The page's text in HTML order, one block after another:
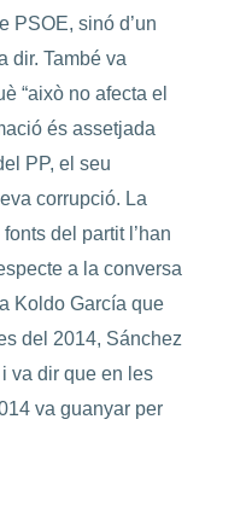
PSOE, sinó d’un
dir. També va
“això no afecta el
és assetjada
PP, el seu
corrupció. La
del partit l’han
a la conversa
Koldo García que
del 2014, Sánchez
va dir que en les
va guanyar per